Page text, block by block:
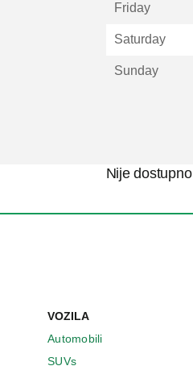
Friday
Saturday
Sunday
Nije dostupno
VOZILA
Automobili
SUVs